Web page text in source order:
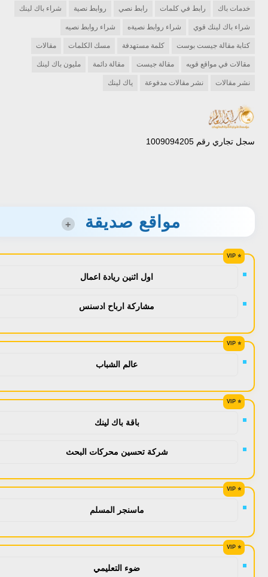
خدمات باك رابط في كلمات رابط نصي روابط نصية شراء باك لينك
شراء باك لينك قوي شراء روابط نصيةه شراء روابط نصيه
كتابة مقالة جيست بوست كلمة مستهدفة مسك الكلمات مقالات
مقالات في مواقع قويه مقالة جيست مقالة دائمة مليون باك لينك
نشر مقالات نشر مقالات مدفوعة ياك لينك
سجل تجاري رقم 1009094205
مواقع صديقة +
اول اثنين ريادة اعمال
مشاركة ارباح ادسنس
عالم الشباب
باقة باك لينك
شركة تحسين محركات البحث
ماسنجر المسلم
ضوء التعليمي